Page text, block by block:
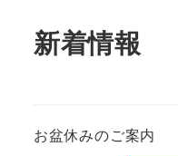
新着情報
お盆休みのご案内